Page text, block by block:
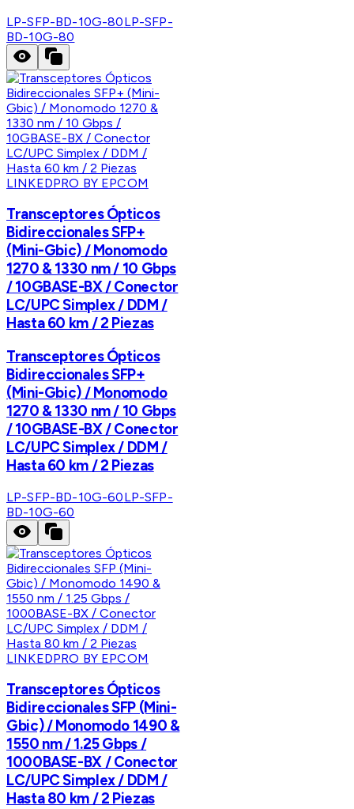
LP-SFP-BD-10G-80LP-SFP-
BD-10G-80
LINKEDPRO BY EPCOM
Transceptores Ópticos
Bidireccionales SFP+
(Mini-Gbic) / Monomodo
1270 & 1330 nm / 10 Gbps
/ 10GBASE-BX / Conector
LC/UPC Simplex / DDM /
Hasta 60 km / 2 Piezas
Transceptores Ópticos
Bidireccionales SFP+
(Mini-Gbic) / Monomodo
1270 & 1330 nm / 10 Gbps
/ 10GBASE-BX / Conector
LC/UPC Simplex / DDM /
Hasta 60 km / 2 Piezas
LP-SFP-BD-10G-60LP-SFP-
BD-10G-60
LINKEDPRO BY EPCOM
Transceptores Ópticos
Bidireccionales SFP (Mini-
Gbic) / Monomodo 1490 &
1550 nm / 1.25 Gbps /
1000BASE-BX / Conector
LC/UPC Simplex / DDM /
Hasta 80 km / 2 Piezas